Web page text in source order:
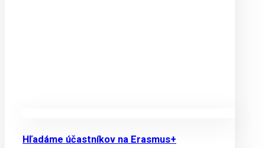
Hľadáme účastníkov na Erasmus+